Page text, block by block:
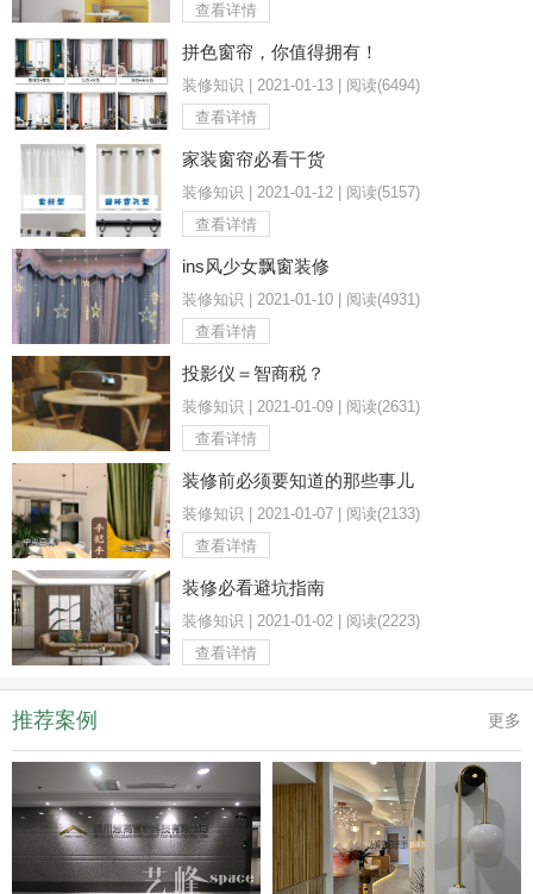
查看详情
拼色窗帘，你值得拥有！
装修知识 | 2021-01-13 | 阅读(6494)
查看详情
家装窗帘必看干货
装修知识 | 2021-01-12 | 阅读(5157)
查看详情
ins风少女飘窗装修
装修知识 | 2021-01-10 | 阅读(4931)
查看详情
投影仪＝智商税？
装修知识 | 2021-01-09 | 阅读(2631)
查看详情
装修前必须要知道的那些事儿
装修知识 | 2021-01-07 | 阅读(2133)
查看详情
装修必看避坑指南
装修知识 | 2021-01-02 | 阅读(2223)
查看详情
推荐案例 更多